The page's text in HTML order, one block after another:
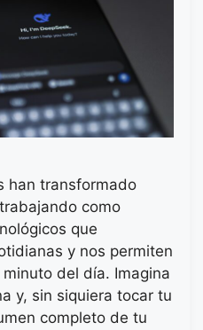
han transformado
como
que
y nos permiten
del día. Imagina
y, sin siquiera tocar tu
completo de tu